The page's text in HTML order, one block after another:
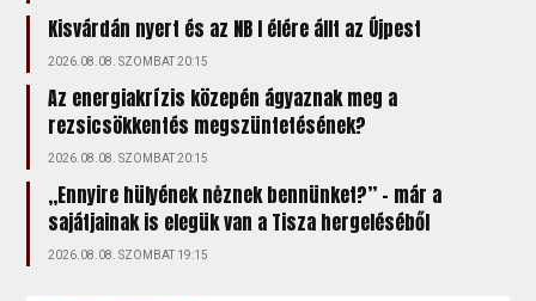
Kisvárdán nyert és az NB I élére állt az Újpest
2026.08.08. SZOMBAT 20:15
Az energiakrízis közepén ágyaznak meg a
rezsicsökkentés megszüntetésének?
2026.08.08. SZOMBAT 20:15
„Ennyire hülyének nėznek bennünket?” – már a
sajátjainak is elegük van a Tisza hergeléséből
2026.08.08. SZOMBAT 19:15